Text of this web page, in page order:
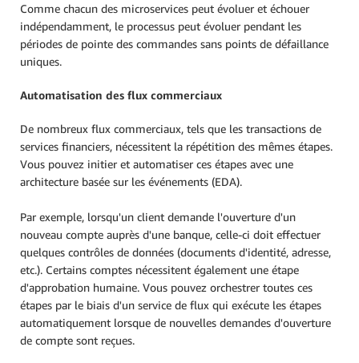
Comme chacun des microservices peut évoluer et échouer
indépendamment, le processus peut évoluer pendant les
périodes de pointe des commandes sans points de défaillance
uniques.
Automatisation des flux commerciaux
De nombreux flux commerciaux, tels que les transactions de
services financiers, nécessitent la répétition des mêmes étapes.
Vous pouvez initier et automatiser ces étapes avec une
architecture basée sur les événements (EDA).
Par exemple, lorsqu'un client demande l'ouverture d'un
nouveau compte auprès d'une banque, celle-ci doit effectuer
quelques contrôles de données (documents d'identité, adresse,
etc.). Certains comptes nécessitent également une étape
d'approbation humaine. Vous pouvez orchestrer toutes ces
étapes par le biais d'un service de flux qui exécute les étapes
automatiquement lorsque de nouvelles demandes d'ouverture
de compte sont reçues.